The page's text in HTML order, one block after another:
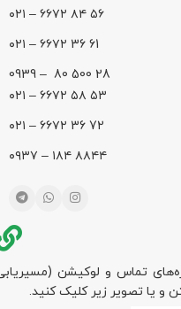
۵۶ ۸۴ ۶۶۷۲ – ۰۲۱
61 36 ۶۶۷۲ – ۰۲۱
28 500 80 – 0939
۵۳ ۵۸ ۶۶۷۲ – ۰۲۱
72 36 ۶۶۷۲ – ۰۲۱
۸۸۴۴ ۱۸۴ – ۰۹۳۷
تماس و لوکیشن
و یا تصویر زیر کلیک کنید.